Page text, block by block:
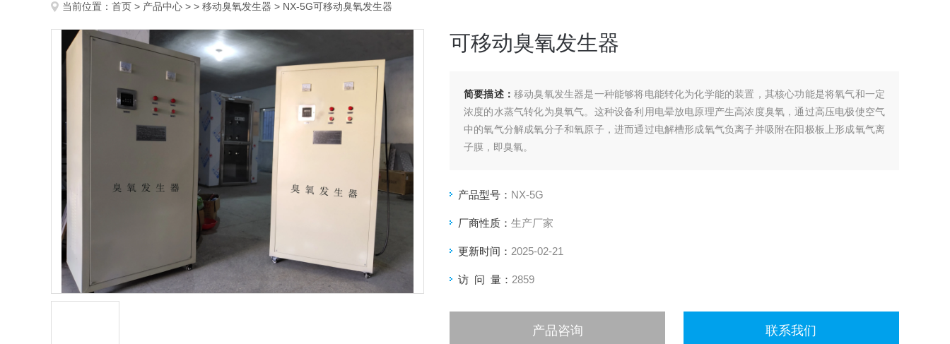
当前位置： 首页 > 产品中心 > > 移动臭氧发生器 > NX-5G可移动臭氧发生器
可移动臭氧发生器
简要描述： 移动臭氧发生器是一种能够将电能转化为化学能的装置，其核心功能是将氧气和一定
浓度的水蒸气转化为臭氧气。这种设备利用电晕放电原理产生高浓度臭氧，通过高压电极使空气
中的氧气分解成氧分子和氧原子，进而通过电解槽形成氧气负离子并吸附在阳极板上形成氧气离
子膜，即臭氧。
产品型号： NX-5G
厂商性质： 生产厂家
更新时间： 2025-02-21
访 问 量： 2859
产品咨询 联系我们